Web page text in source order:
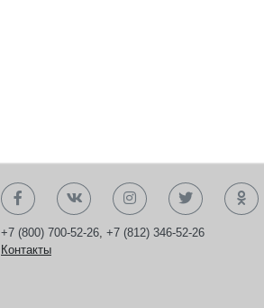
+7 (800) 700-52-26, +7 (812) 346-52-26
Контакты